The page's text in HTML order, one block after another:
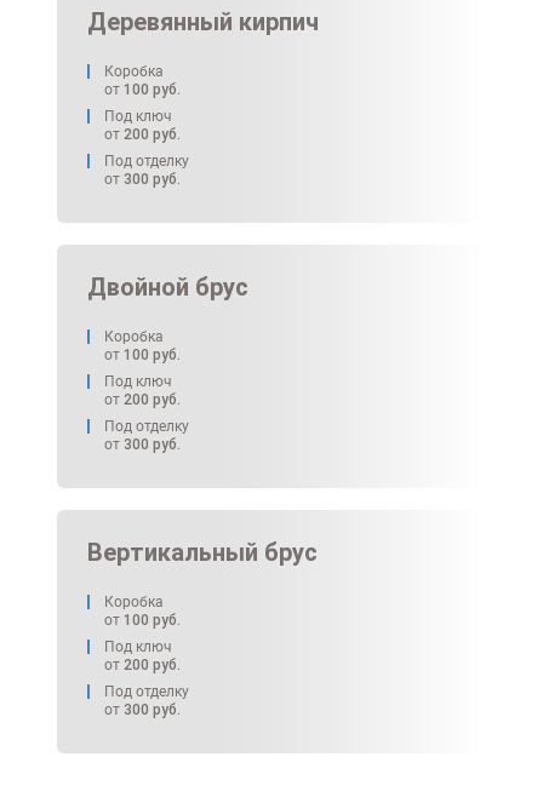
Деревянный кирпич
Коробка
от 100 руб.
Под ключ
от 200 руб.
Под отделку
от 300 руб.
Двойной брус
Коробка
от 100 руб.
Под ключ
от 200 руб.
Под отделку
от 300 руб.
Вертикальный брус
Коробка
от 100 руб.
Под ключ
от 200 руб.
Под отделку
от 300 руб.